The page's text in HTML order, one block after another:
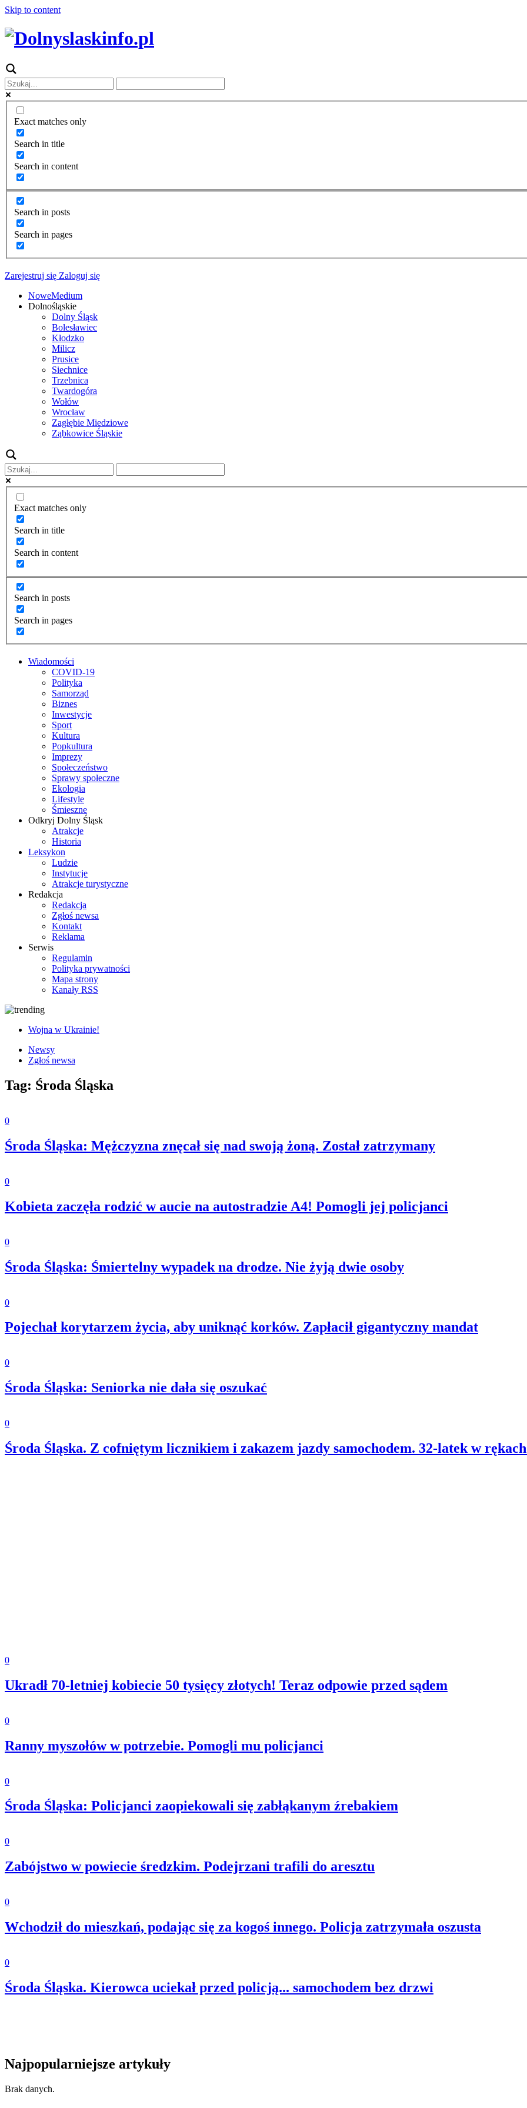
Skip to content
Exact matches only
Search in title
Search in content
Search in posts
Search in pages
Zarejestruj się Zaloguj się
NoweMedium
Dolnośląskie
Dolny Śląsk
Bolesławiec
Kłodzko
Milicz
Prusice
Siechnice
Trzebnica
Twardogóra
Wołów
Wrocław
Zagłębie Miedziowe
Ząbkowice Śląskie
Exact matches only
Search in title
Search in content
Search in posts
Search in pages
Wiadomości
COVID-19
Polityka
Samorząd
Biznes
Inwestycje
Sport
Kultura
Popkultura
Imprezy
Społeczeństwo
Sprawy społeczne
Ekologia
Lifestyle
Śmieszne
Odkryj Dolny Śląsk
Atrakcje
Historia
Leksykon
Ludzie
Instytucje
Atrakcje turystyczne
Redakcja
Redakcja
Zgłoś newsa
Kontakt
Reklama
Serwis
Regulamin
Polityka prywatności
Mapa strony
Kanały RSS
Wojna w Ukrainie!
Newsy
Zgłoś newsa
Tag: Środa Śląska
0
Środa Śląska: Mężczyzna znęcał się nad swoją żoną. Został zatrzymany
0
Kobieta zaczęła rodzić w aucie na autostradzie A4! Pomogli jej policjanci
0
Środa Śląska: Śmiertelny wypadek na drodze. Nie żyją dwie osoby
0
Pojechał korytarzem życia, aby uniknąć korków. Zapłacił gigantyczny mandat
0
Środa Śląska: Seniorka nie dała się oszukać
0
Środa Śląska. Z cofniętym licznikiem i zakazem jazdy samochodem. 32-latek w
0
Ukradł 70-letniej kobiecie 50 tysięcy złotych! Teraz odpowie przed sądem
0
Ranny myszołów w potrzebie. Pomogli mu policjanci
0
Środa Śląska: Policjanci zaopiekowali się zabłąkanym źrebakiem
0
Zabójstwo w powiecie średzkim. Podejrzani trafili do aresztu
0
Wchodził do mieszkań, podając się za kogoś innego. Policja zatrzymała oszusta
0
Środa Śląska. Kierowca uciekał przed policją... samochodem bez drzwi
Najpopularniejsze artykuły
Brak danych.